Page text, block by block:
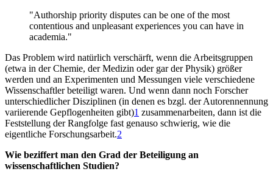
"Authorship priority disputes can be one of the most
contentious and unpleasant experiences you can have in
academia."
Das Problem wird natürlich verschärft, wenn die Arbeitsgruppen
(etwa in der Chemie, der Medizin oder gar der Physik) größer
werden und an Experimenten und Messungen viele verschiedene
Wissenschaftler beteiligt waren. Und wenn dann noch Forscher
unterschiedlicher Disziplinen (in denen es bzgl. der Autorennennung
variierende Gepflogenheiten gibt)1 zusammenarbeiten, dann ist die
Feststellung der Rangfolge fast genauso schwierig, wie die
eigentliche Forschungsarbeit.2
Wie beziffert man den Grad der Beteiligung an
wissenschaftlichen Studien?